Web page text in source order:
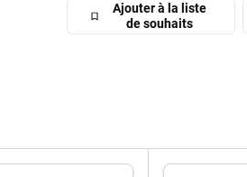
Ajouter à la liste
de souhaits